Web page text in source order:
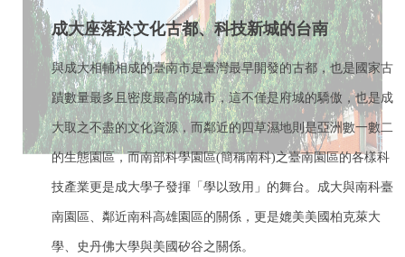
成大座落於文化古都、科技新城的台南
與成大相輔相成的臺南市是臺灣最早開發的古都，也是國家古
蹟數量最多且密度最高的城市，這不僅是府城的驕傲，也是成
大取之不盡的文化資源，而鄰近的四草濕地則是亞洲數一數二
的生態園區，而南部科學園區(簡稱南科)之臺南園區的各樣科
技產業更是成大學子發揮「學以致用」的舞台。成大與南科臺
南園區、鄰近南科高雄園區的關係，更是媲美美國柏克萊大
學、史丹佛大學與美國矽谷之關係。